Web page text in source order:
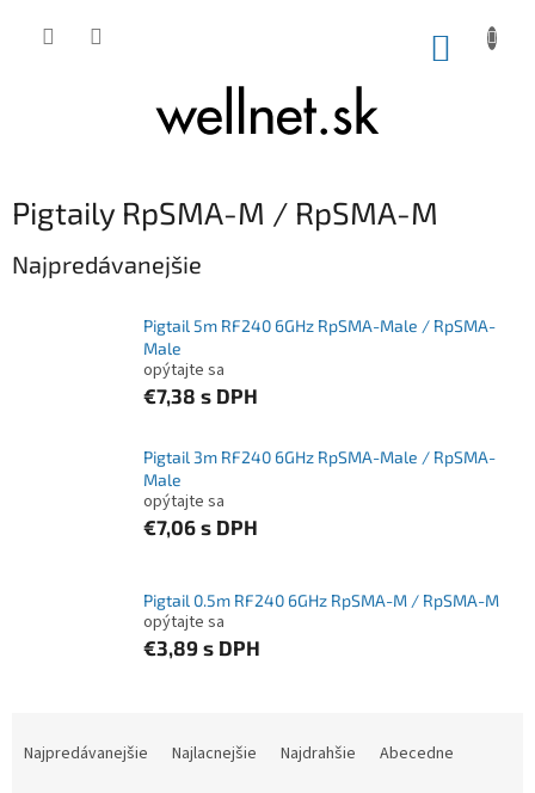
Pigtaily RpSMA-M / RpSMA-M
Najpredávanejšie
Pigtail 5m RF240 6GHz RpSMA-Male / RpSMA-
Male
opýtajte sa
€7,38 s DPH
Pigtail 3m RF240 6GHz RpSMA-Male / RpSMA-
Male
opýtajte sa
€7,06 s DPH
Pigtail 0.5m RF240 6GHz RpSMA-M / RpSMA-M
opýtajte sa
€3,89 s DPH
Najpredávanejšie Najlacnejšie Najdrahšie Abecedne